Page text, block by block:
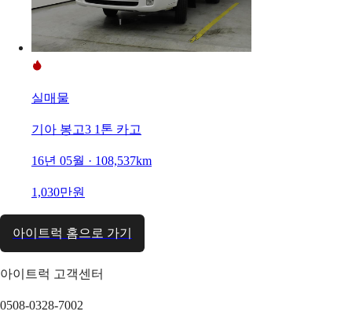
실매물
기아 봉고3 1톤 카고
16년 05월 · 108,537km
1,030만원
아이트럭 홈으로 가기
아이트럭 고객센터
0508-0328-7002